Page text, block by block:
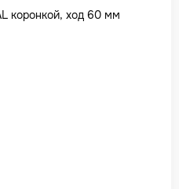
коронкой, ход 60 мм